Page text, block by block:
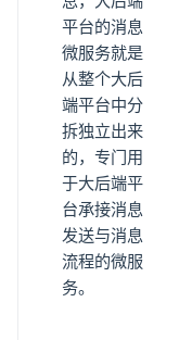
平台的消息
微服务就是
从整个大后
端平台中分
拆独立出来
的，专门用
于大后端平
台承接消息
发送与消息
流程的微服
务。